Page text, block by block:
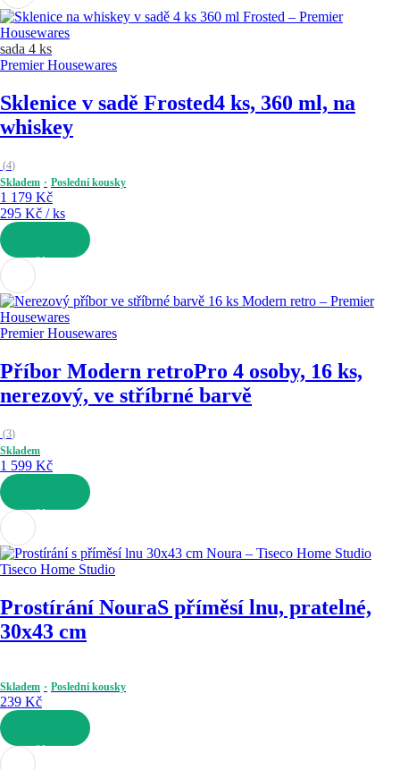
sada 4 ks
Premier Housewares
Sklenice v sadě Frosted4 ks, 360 ml, na
whiskey
(4)
Skladem
Poslední kousky
1 179 Kč
295 Kč / ks
DO KOŠÍKU
Premier Housewares
Příbor Modern retroPro 4 osoby, 16 ks,
nerezový, ve stříbrné barvě
(3)
Skladem
1 599 Kč
DO KOŠÍKU
Tiseco Home Studio
Prostírání NouraS příměsí lnu, pratelné,
30x43 cm
Skladem Poslední kousky
239 Kč
DO KOŠÍKU